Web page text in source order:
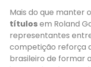
Mais do que manter o
títulosem Roland
representantes
competição reforça
brasileiro de formar